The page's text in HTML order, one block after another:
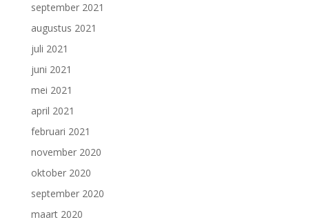
september 2021
augustus 2021
juli 2021
juni 2021
mei 2021
april 2021
februari 2021
november 2020
oktober 2020
september 2020
maart 2020